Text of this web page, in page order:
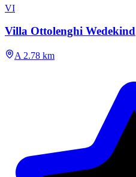
VI
Villa Ottolenghi Wedekind
A 2.78 km